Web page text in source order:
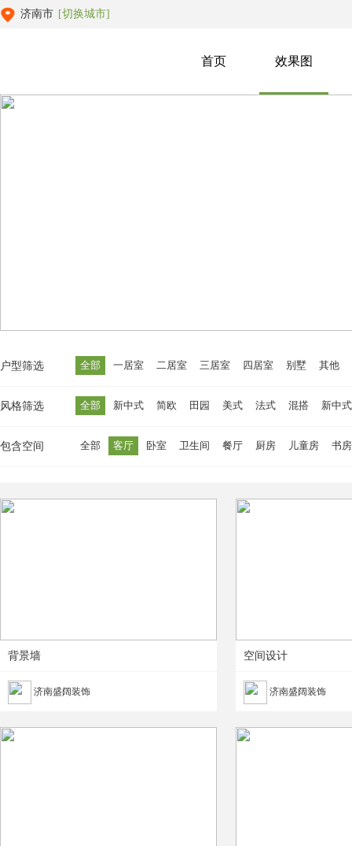
济南市 [切换城市]
首页 效果图
户型筛选 全部 一居室 二居室 三居室 四居室 别墅 其他
风格筛选 全部 新中式 简欧 田园 美式 法式 混搭 新中式
包含空间 全部 客厅 卧室 卫生间 餐厅 厨房 儿童房 书房
背景墙
济南盛阔装饰
空间设计
济南盛阔装饰